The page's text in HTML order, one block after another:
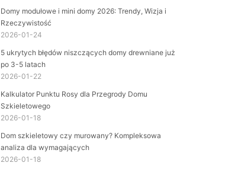
Domy modułowe i mini domy 2026: Trendy, Wizja i
Rzeczywistość
2026-01-24
5 ukrytych błędów niszczących domy drewniane już
po 3-5 latach
2026-01-22
Kalkulator Punktu Rosy dla Przegrody Domu
Szkieletowego
2026-01-18
Dom szkieletowy czy murowany? Kompleksowa
analiza dla wymagających
2026-01-18